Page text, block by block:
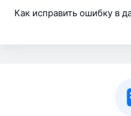
Как исправить ошибку в